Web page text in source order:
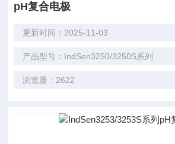
pH复合电极
更新时间：2025-11-03
产品型号：IndSen3250/3250S系列
浏览量：2622